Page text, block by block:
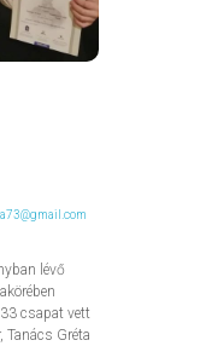
lévő
csapat vett
Tanács Gréta